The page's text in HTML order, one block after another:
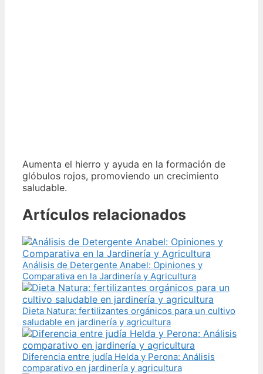
Aumenta el hierro y ayuda en la formación de
glóbulos rojos, promoviendo un crecimiento
saludable.
Artículos relacionados
Análisis de Detergente Anabel: Opiniones y
Comparativa en la Jardinería y Agricultura
Dieta Natura: fertilizantes orgánicos para un cultivo
saludable en jardinería y agricultura
Diferencia entre judía Helda y Perona: Análisis
comparativo en jardinería y agricultura